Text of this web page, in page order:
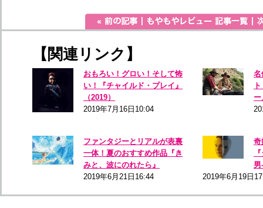
【関連リンク】
おもろい！グロい！そして怖
い！『チャイルド・プレイ』
（2019）
2019年7月16日10:04
名
ー
ファンタジーとリアルが表裏
一体！夏のおすすめ作品『き
みと、波にのれたら』
2019年6月21日16:44
奇
男
2019年6月19日